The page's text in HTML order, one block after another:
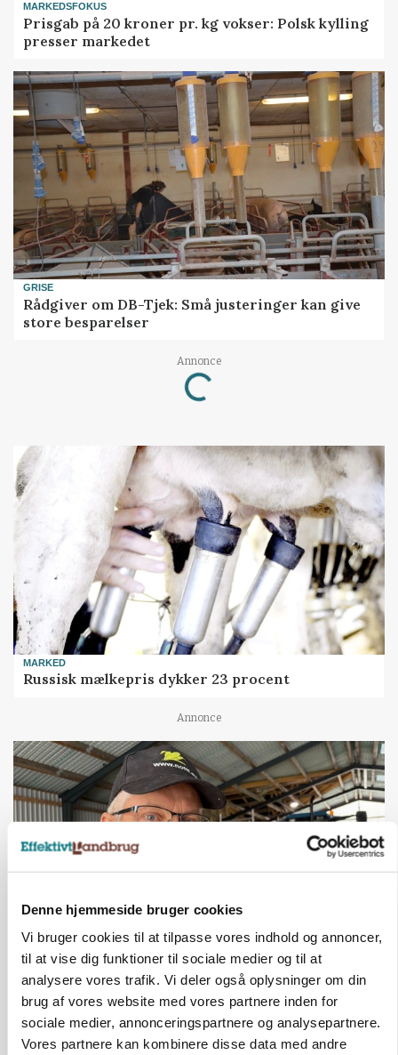
Denne hjemmeside bruger cookies
Vi bruger cookies til at tilpasse vores indhold og annoncer,
til at vise dig funktioner til sociale medier og til at
analysere vores trafik. Vi deler også oplysninger om din
brug af vores website med vores partnere inden for
sociale medier, annonceringspartnere og analysepartnere.
Vores partnere kan kombinere disse data med andre
MARKEDSFOKUS
Prisgab på 20 kroner pr. kg vokser: Polsk kylling
presser markedet
GRISE
Rådgiver om DB-Tjek: Små justeringer kan give
store besparelser
Annonce
Loading...
MARKED
Russisk mælkepris dykker 23 procent
Annonce
POLITIK
»Nu stopper I«: Landbrugsdebattør og
protestgruppe vil demonstrere mod ny
gødskningslov
Annonce